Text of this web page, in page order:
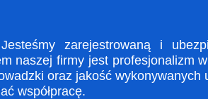
zarejestrowaną i
naszej firmy jest profesjonalizm
oraz jakość wykonywanych
współpracę.